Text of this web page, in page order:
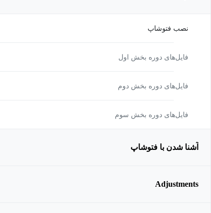
نصب فتوشاپ
فایل‌های دوره بخش اول
فایل‌های دوره بخش دوم
فایل‌های دوره بخش سوم
آشنا شدن با فتوشاپ
Adjustments